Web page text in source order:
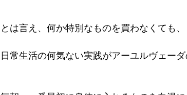
とは言え、何か特別なものを買わなくても、
日常生活の何気ない実践がアーユルヴェーダ